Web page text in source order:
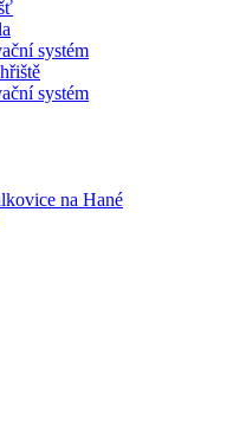
systém
systém
na Hané